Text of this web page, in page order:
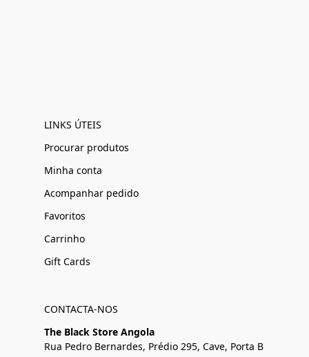
LINKS ÚTEIS
Procurar produtos
Minha conta
Acompanhar pedido
Favoritos
Carrinho
Gift Cards
CONTACTA-NOS
The Black Store Angola
Rua Pedro Bernardes, Prédio 295, Cave, Porta B